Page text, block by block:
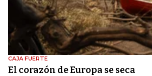
CAJA FUERTE
El corazón de Europa se seca